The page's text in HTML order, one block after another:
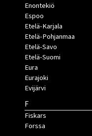
Enontekiö
Espoo
Etelä-Karjala
Etelä-Pohjanmaa
Etelä-Savo
Etelä-Suomi
Eura
Eurajoki
Evijärvi
F
Fiskars
Forssa